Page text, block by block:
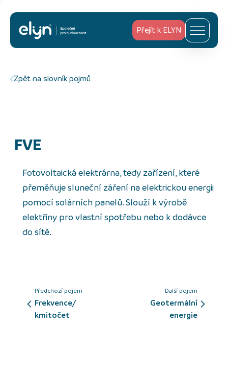
Přejít k ELYN
Zpět na slovník pojmů
FVE
Fotovoltaická elektrárna, tedy zařízení, které
přeměňuje sluneční záření na elektrickou energii
pomocí solárních panelů. Slouží k výrobě
elektřiny pro vlastní spotřebu nebo k dodávce
do sítě.
Předchozí pojem
frekvence/
kmitočet
Další pojem
geotermální
energie